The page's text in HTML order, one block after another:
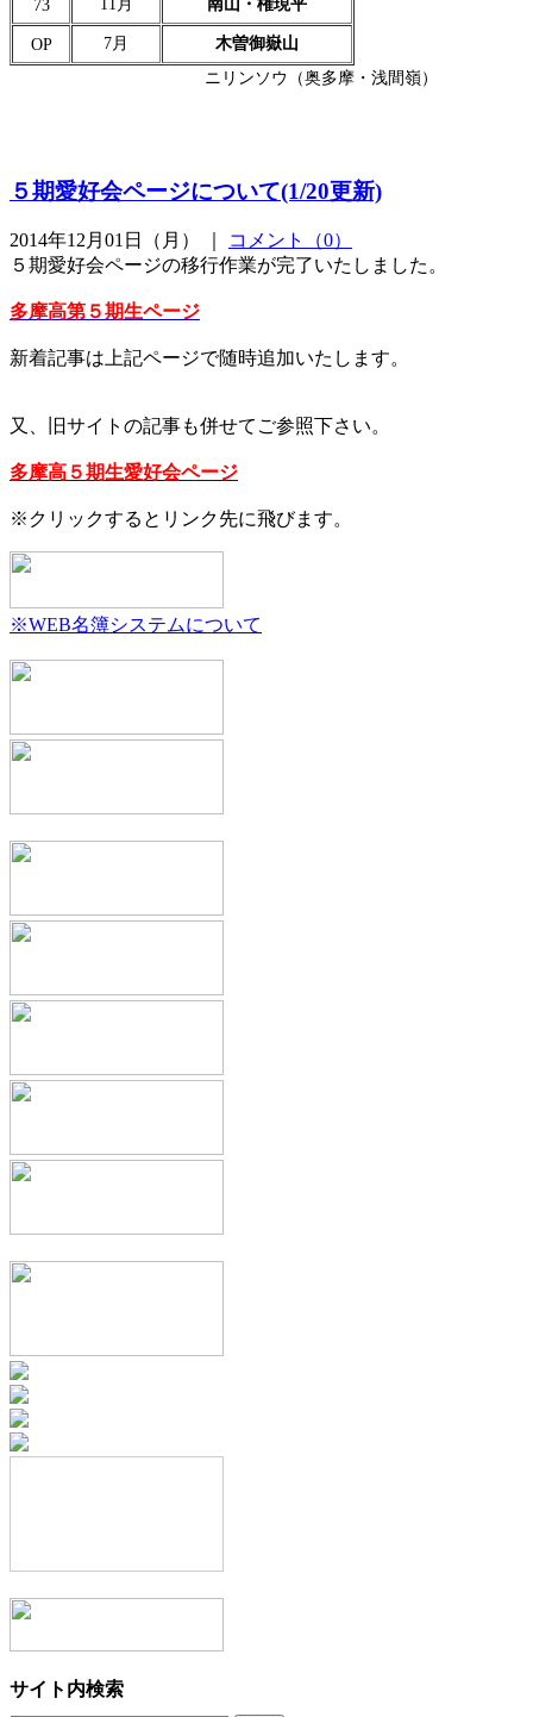
73 11月 南山・権現平
OP 7月 木曽御嶽山
ニリンソウ（奥多摩・浅間嶺）
５期愛好会ページについて(1/20更新)
2014年12月01日（月） ｜
コメント（0）
５期愛好会ページの移行作業が完了いたしました。
多摩高第５期生ページ
新着記事は上記ページで随時追加いたします。
又、旧サイトの記事も併せてご参照下さい。
多摩高５期生愛好会ページ
※クリックするとリンク先に飛びます。
※WEB名簿システムについて
サイト内検索